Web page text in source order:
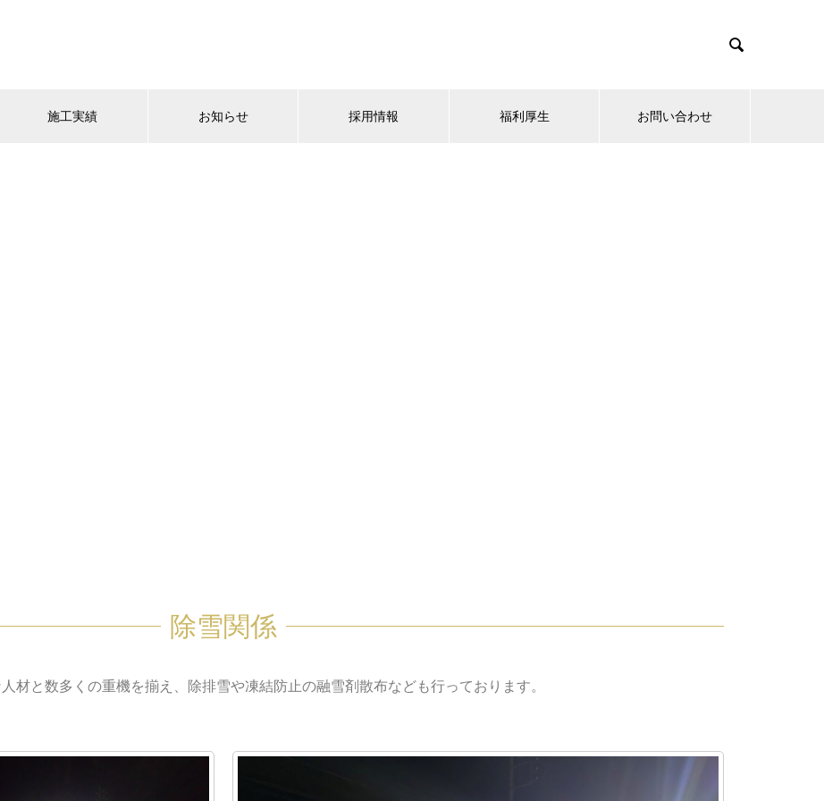

施工実績 お知らせ 採用情報 福利厚生 お問い合わせ
除雪関係
材と数多くの重機を揃え、除排雪や凍結防止の融雪剤散布なども行っております。